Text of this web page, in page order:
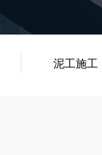
泥工施工